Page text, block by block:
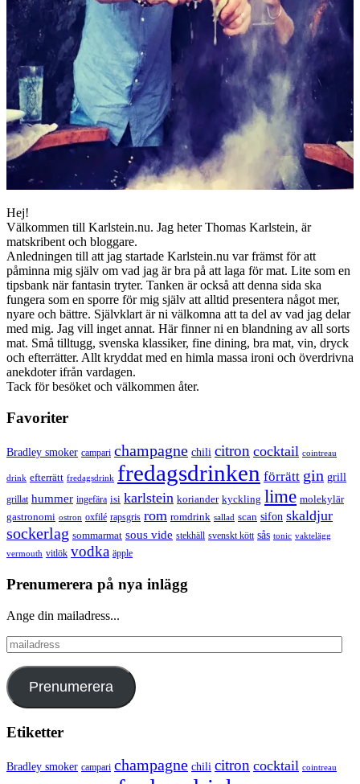
Hej!
Välkommen till Karlstein.nu. Jag heter Thomas Karlstein, är
matskribent och bloggare.
Anledningen till att jag startade Karlstein.nu var främst för att
påminna mig själv om vad jag är bra på att laga för mat. Lite som en
tipsbank när fantasin tryter. Tanken är också att denna sida ska
fungera som en sporre för mig själv att alltid presentera något mer,
nyare och bättre. Självklart är ni välkomna att ta del av vad jag delar
med mig. Jag vill inget annat. Här finner ni en blandning av all sorts
mat. Små tilltugg, svenska klassiker, fine dining, bra mat, vin, dryck
och efterrätter. Allt kryddat med en himla massa ironi och överdrivna
anekdoter ifrån vardagen.
Tack för besöket och välkommen åter.
Favoriter
Bradley smoker campari champagne chili citron cocktail cointreau
drink efterrätt fredagsdrink fredagsdrinken förrätt gin grill
grillat hummer ingefära isi karlstein koriander kyckling lime molekylär
gastronomi ostron oxfilé rapsgris rom romdrink sallad scan sifon skaldjur
sockerlag sommarmat sous vide stekhäll svenskt kött sås tonic vaktelägg
vermouth vitlök vodka äpple
Prenumerera på nya inlägg
Ange din mailadress...
mailadress
Prenumerera
Etiketter
Bradley smoker campari champagne chili citron cocktail cointreau